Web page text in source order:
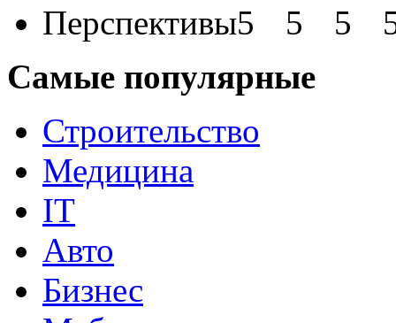
Перспективы
Самые популярные
Строительство
Медицина
IT
Авто
Бизнес